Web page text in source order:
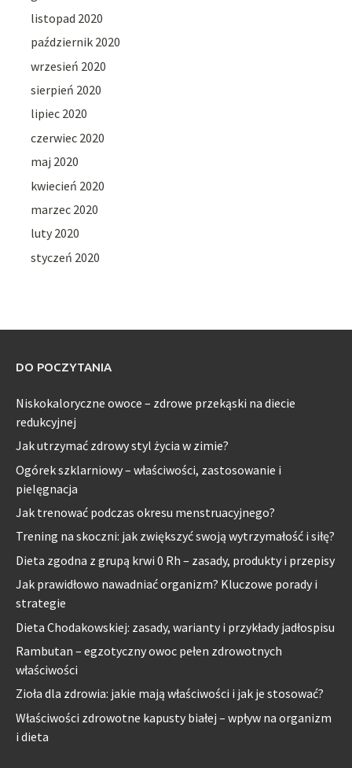
listopad 2020
październik 2020
wrzesień 2020
sierpień 2020
lipiec 2020
czerwiec 2020
maj 2020
kwiecień 2020
marzec 2020
luty 2020
styczeń 2020
DO POCZYTANIA
Niskokaloryczne owoce – zdrowe przekąski na diecie
redukcyjnej
Jak utrzymać zdrowy styl życia w zimie?
Ogórek szklarniowy – właściwości, zastosowanie i
pielęgnacja
Jak trenować podczas okresu menstruacyjnego?
Trening na skoczni: jak zwiększyć swoją wytrzymałość i siłę?
Dieta zgodna z grupą krwi 0 Rh – zasady, produkty i przepisy
Jak prawidłowo nawadniać organizm? Kluczowe porady i
strategie
Dieta Chodakowskiej: zasady, warianty i przykłady jadłospisu
Rambutan – egzotyczny owoc pełen zdrowotnych
właściwości
Zioła dla zdrowia: jakie mają właściwości i jak je stosować?
Właściwości zdrowotne kapusty białej – wpływ na organizm
i dieta